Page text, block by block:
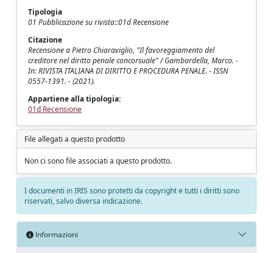
Tipologia
01 Pubblicazione su rivista::01d Recensione
Citazione
Recensione a Pietro Chiaraviglio, "Il favoreggiamento del
creditore nel diritto penale concorsuale" / Gambardella, Marco. -
In: RIVISTA ITALIANA DI DIRITTO E PROCEDURA PENALE. - ISSN
0557-1391. - (2021).
Appartiene alla tipologia:
01d Recensione
File allegati a questo prodotto
Non ci sono file associati a questo prodotto.
I documenti in IRIS sono protetti da copyright e tutti i diritti sono
riservati, salvo diversa indicazione.
Informazioni